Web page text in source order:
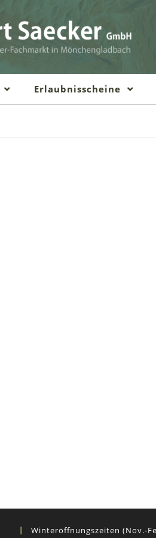
Erlaubnisscheine
Winteröffnungszeiten (Nov.-